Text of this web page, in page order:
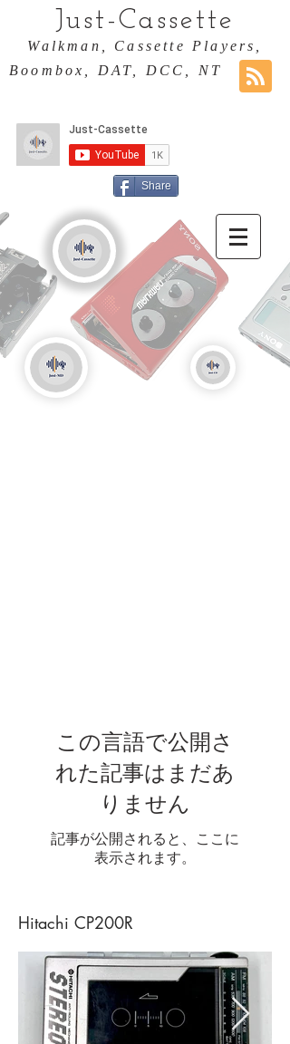
Just-Cassette
Walkman, Cassette Players,
Boombox, DAT, DCC, NT
Share
この言語で公開さ
れた記事はまだあ
りません
記事が公開されると、ここに
表示されます。
Hitachi CP200R